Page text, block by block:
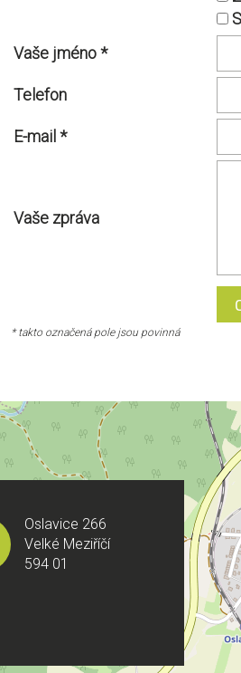
Vaše jméno *
Telefon
E-mail *
Vaše zpráva
* takto označená pole jsou povinná
Oslavice 266
Velké Meziříčí
594 01